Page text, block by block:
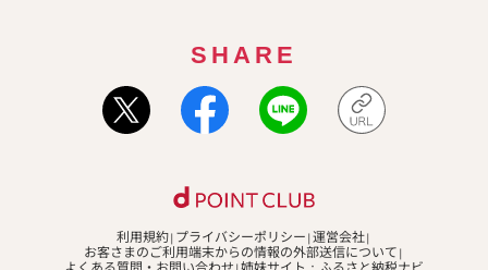
SHARE
利用規約 プライバシーポリシー 運営会社
お客さまのご利用端末からの情報の外部送信について